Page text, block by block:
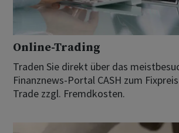
Online-Trading
Traden Sie direkt über das
Finanznews-Portal CASH zum
Trade zzgl. Fremdkosten.